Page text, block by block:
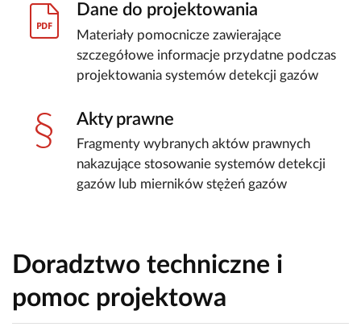
Dane do projektowania
Materiały pomocnicze zawierające
szczegółowe informacje przydatne podczas
projektowania systemów detekcji gazów
Akty prawne
Fragmenty wybranych aktów prawnych
nakazujące stosowanie systemów detekcji
gazów lub mierników stężeń gazów
Doradztwo techniczne i
pomoc projektowa